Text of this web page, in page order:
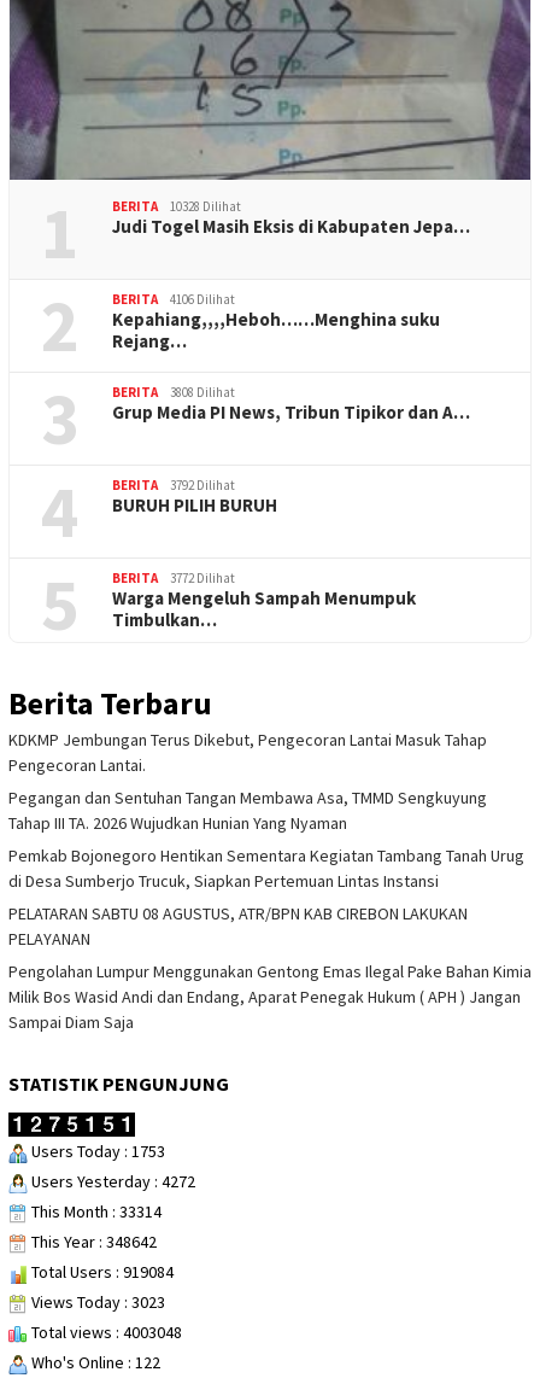
1 BERITA 10328 Dilihat
Judi Togel Masih Eksis di Kabupaten Jepa…
2 BERITA 4106 Dilihat
Kepahiang,,,,Heboh……Menghina suku
Rejang…
3 BERITA 3808 Dilihat
Grup Media PI News, Tribun Tipikor dan A…
4 BERITA 3792 Dilihat
BURUH PILIH BURUH
5 BERITA 3772 Dilihat
Warga Mengeluh Sampah Menumpuk
Timbulkan…
Berita Terbaru
KDKMP Jembungan Terus Dikebut, Pengecoran Lantai Masuk Tahap
Pengecoran Lantai.
Pegangan dan Sentuhan Tangan Membawa Asa, TMMD Sengkuyung
Tahap III TA. 2026 Wujudkan Hunian Yang Nyaman
Pemkab Bojonegoro Hentikan Sementara Kegiatan Tambang Tanah Urug
di Desa Sumberjo Trucuk, Siapkan Pertemuan Lintas Instansi
PELATARAN SABTU 08 AGUSTUS, ATR/BPN KAB CIREBON LAKUKAN
PELAYANAN
Pengolahan Lumpur Menggunakan Gentong Emas Ilegal Pake Bahan Kimia
Milik Bos Wasid Andi dan Endang, Aparat Penegak Hukum ( APH ) Jangan
Sampai Diam Saja
STATISTIK PENGUNJUNG
Users Today : 1753
Users Yesterday : 4272
This Month : 33314
This Year : 348642
Total Users : 919084
Views Today : 3023
Total views : 4003048
Who's Online : 122